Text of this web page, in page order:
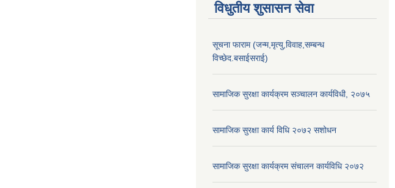
विधुतीय शुसासन सेवा
सूचना फाराम (जन्म,मृत्यु,विवाह,सम्बन्ध
विच्छेद.बसाईसराई)
सामाजिक सुरक्षा कार्यक्रम सञ्चालन कार्यविधी, २०७५
सामाजिक सुरक्षा कार्य विधि २०७२ स‌शोधन
सामाजिक सुरक्षा कार्यक्रम संचालन कार्यविधि २०७२